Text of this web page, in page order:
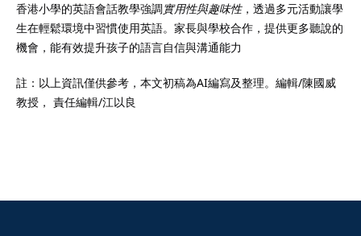
香港小學的英語會話教學強調實用性與趣味性，透過多元活動讓學
生在輕鬆環境中習慣使用英語。家長與學校合作，提供更多聽說的
機會，能有效提升孩子的語言自信與溝通能力
註：以上資訊僅供參考，本文初稿為AI編寫及整理。編輯/陳國威
教授， 責任編輯/江以良